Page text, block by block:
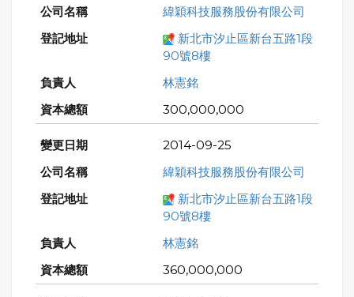
緯穎科技服務股份有限公司
新北市汐止區新台五路1段
90號8樓
林憲銘
300,000,000
2014-09-25
緯穎科技服務股份有限公司
新北市汐止區新台五路1段
90號8樓
林憲銘
360,000,000